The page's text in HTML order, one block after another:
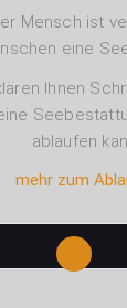
Mensch ist
eine
Ihnen
ablaufen
mehr zum